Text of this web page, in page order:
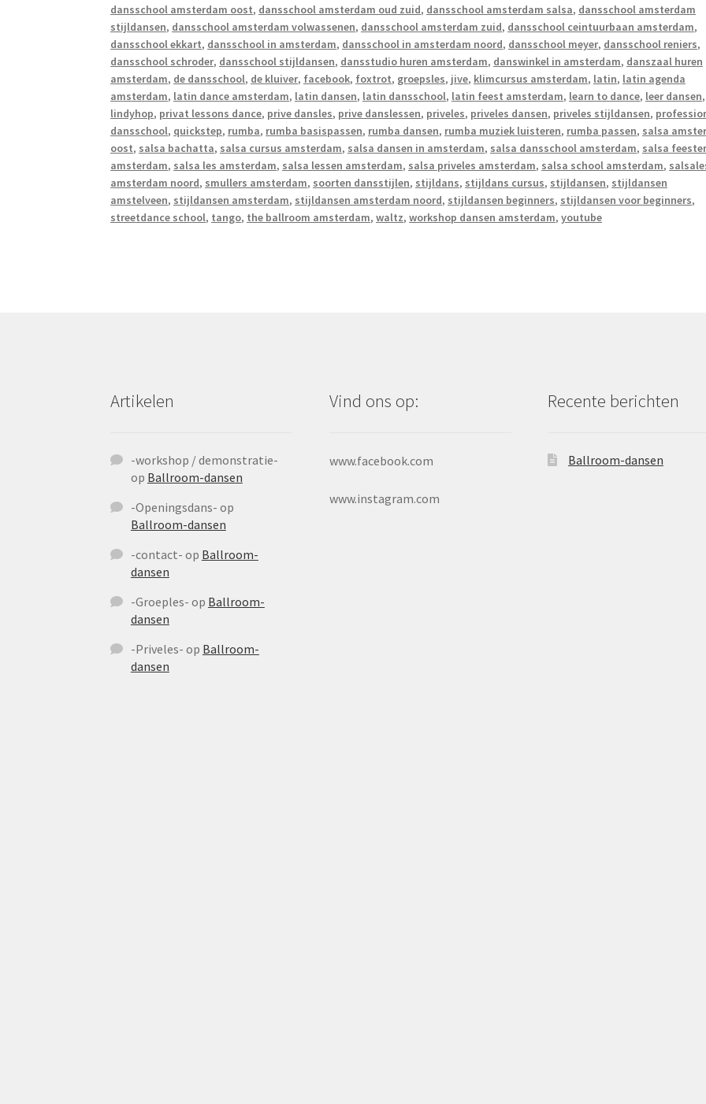
dansschool amsterdam oost, dansschool amsterdam oud zuid, dansschool amsterdam salsa, dansschool amsterdam
stijldansen, dansschool amsterdam volwassenen, dansschool amsterdam zuid, dansschool ceintuurbaan amsterdam,
dansschool ekkart, dansschool in amsterdam, dansschool in amsterdam noord, dansschool meyer, dansschool reniers,
dansschool schroder, dansschool stijldansen, dansstudio huren amsterdam, danswinkel in amsterdam, danszaal huren
amsterdam, de dansschool, de kluiver, facebook, foxtrot, groepsles, jive, klimcursus amsterdam, latin, latin agenda
amsterdam, latin dance amsterdam, latin dansen, latin dansschool, latin feest amsterdam, learn to dance, leer dansen,
lindyhop, privat lessons dance, prive dansles, prive danslessen, priveles, priveles dansen, priveles stijldansen,
dansschool, quickstep, rumba, rumba basispassen, rumba dansen, rumba muziek luisteren, rumba passen, salsa
oost, salsa bachatta, salsa cursus amsterdam, salsa dansen in amsterdam, salsa dansschool amsterdam, salsa
amsterdam, salsa les amsterdam, salsa lessen amsterdam, salsa priveles amsterdam, salsa school amsterdam,
amsterdam noord, smullers amsterdam, soorten dansstijlen, stijldans, stijldans cursus, stijldansen, stijldansen
amstelveen, stijldansen amsterdam, stijldansen amsterdam noord, stijldansen beginners, stijldansen voor beginners,
streetdance school, tango, the ballroom amsterdam,waltz,workshop dansen amsterdam,youtube
Artikelen
-workshop / demonstratie-
op Ballroom-dansen
-Openingsdans- op
Ballroom-dansen
-contact- op Ballroom-
dansen
-Groeples- op Ballroom-
dansen
-Priveles- op Ballroom-
dansen
Vind ons op:
www.facebook.com
www.instagram.com
Recente berichten
Ballroom-dansen